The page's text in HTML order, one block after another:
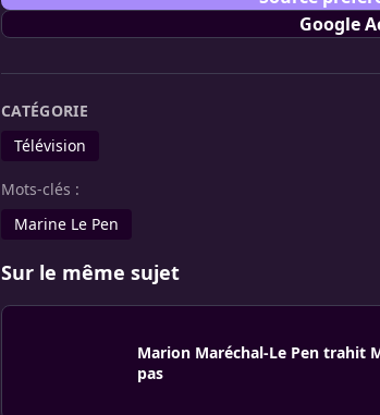
Google
CATÉGORIE
Télévision
Mots-clés :
Marine Le Pen
Sur le même sujet
Marion Maréchal-Le Pen trahit
pas